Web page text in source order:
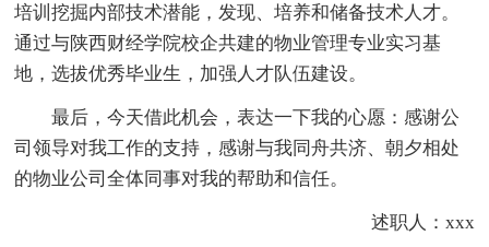
培训挖掘内部技术潜能，发现、培养和储备技术人才。
通过与陕西财经学院校企共建的物业管理专业实习基
地，选拔优秀毕业生，加强人才队伍建设。
最后，今天借此机会，表达一下我的心愿：感谢公
司领导对我工作的支持，感谢与我同舟共济、朝夕相处
的物业公司全体同事对我的帮助和信任。
述职人：xxx